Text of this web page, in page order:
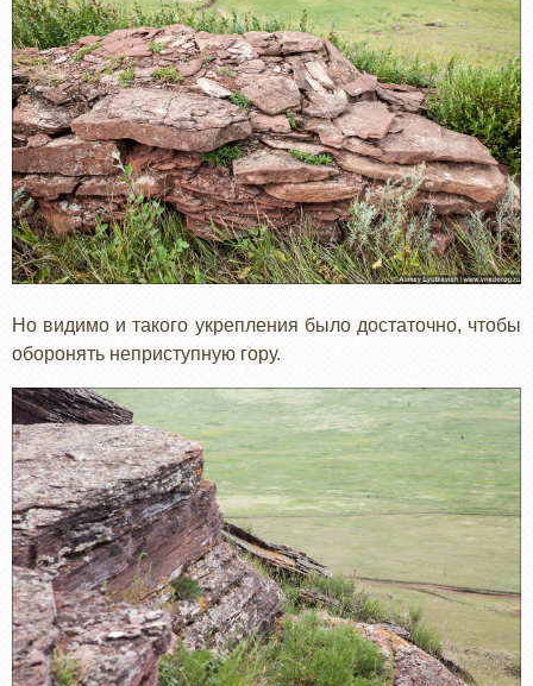
Но видимо и такого укрепления было достаточно, чтобы
оборонять неприступную гору.